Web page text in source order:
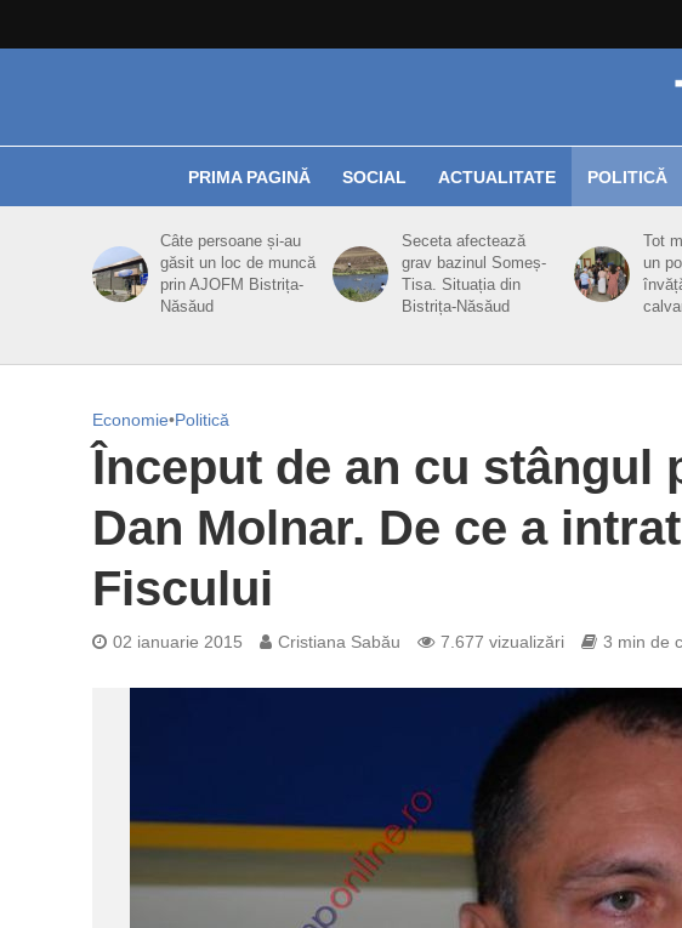
PRIMA PAGINĂ SOCIAL ACTUALITATE POLITICĂ
Câte persoane și-au
găsit un loc de muncă
prin AJOFM Bistrița-
Năsăud
Seceta afectează
grav bazinul Someș-
Tisa. Situația din
Bistrița-Năsăud
Tot
un
Economie•Politică
Început de an cu stângul
Dan Molnar. De ce a
Fiscului
02 ianuarie 2015 Cristiana Sabău 7.677 vizualizări 3 min de